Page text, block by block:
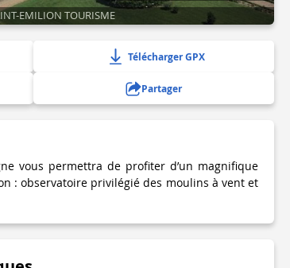
EMILION TOURISME
Télécharger GPX
Partager
vous permettra de profiter d’un magnifique
: observatoire privilégié des moulins à vent et